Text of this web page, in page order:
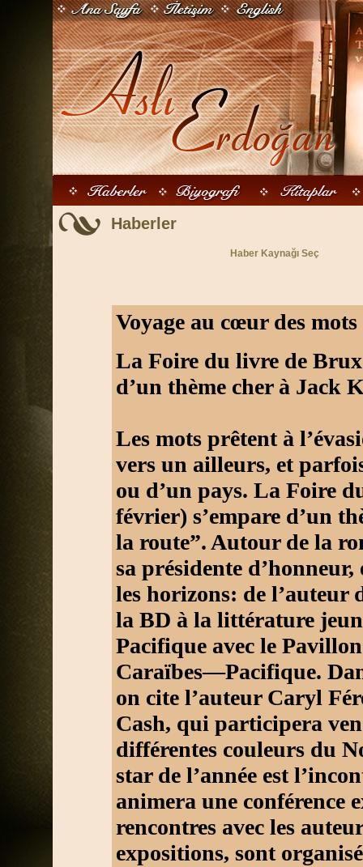
Haberler
Haber Kaynağı Seç
Voyage au cœur des mots
La Foire du livre de
d’un thème cher à Jack
Les mots prêtent à
vers un ailleurs, et
ou d’un pays. La Foire
février) s’empare d’un
la route”. Autour de la
sa présidente
les horizons: de l’auteur
la BD à la littérature
Pacifique avec le
Caraïbes—Pacifique.
on cite l’auteur Caryl
Cash, qui participera
différentes couleurs du
star de l’année est
animera une conférence
rencontres avec les
expositions, sont